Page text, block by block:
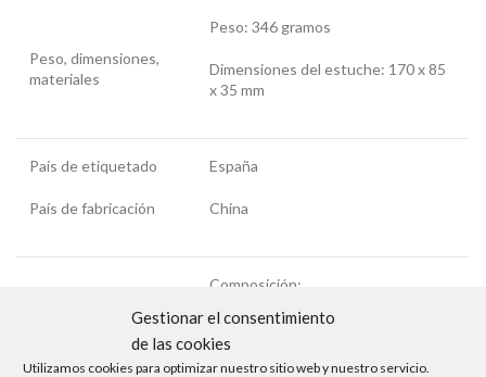
Gestionar el consentimiento
de las cookies
Utilizamos cookies para optimizar nuestro sitio web y nuestro servicio.
Peso, dimensiones,
materiales
Peso: 346 gramos
Dimensiones del estuche: 170 x 85
x 35 mm
País de etiquetado
País de fabricación
España
China
Composición:
Ver imagen adjunta